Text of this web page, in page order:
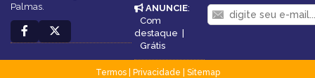
Palmas.
ANUNCIE:
Com
destaque |
Grátis
Termos| Privacidade
Sitemap